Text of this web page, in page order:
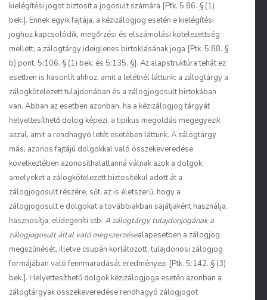
kielégítési jogot biztosít a jogosult számára [Ptk. 5:86. § (1)
bek.]. Ennek egyik fajtája, a kézizálogjog esetén e kielégítési
joghoz kapcsolódik, megőrzési és elszámolási kötelezettség
mellett, a zálogtárgy ideiglenes birtoklásának joga [Ptk. 5:88. §
b) pont, 5:106. § (1) bek. és 5:135. §]. Az alapstruktúra tehát ez
esetben is hasonlít ahhoz, amit a letétnél láttunk: a zálogtárgy a
zálogkötelezett tulajdonában és a zálogjogosult birtokában
van. Abban az esetben azonban, ha a kézizálogjog tárgyát
helyettesíthető dolog képezi, a tipikus megoldás megegyezik
azzal, amit a rendhagyó letét esetében láttunk. A zálogtárgy
más, azonos fajtájú dolgokkal való összekeveredése
következtében azonosíthatatlanná válnak azok a dolgok,
amelyeket a zálogkötelezett biztosítékul adott át a
zálogjogosult részére, sőt, az is életszerű, hogy a
zálogjogosult e dolgokat a továbbiakban sajátjaként használja,
hasznosítja, elidegeníti stb. A zálogtárgy tulajdonjogának a
zálogjogosult által való megszerzésealapesetben a zálogjog
megszűnését, illetve csupán korlátozott, tulajdonosi zálogjog
formájában való fennmaradását eredményezi [Ptk. 5:142. § (3)
bek.]. Helyettesíthető dolgok kézizálogjoga esetén azonban a
zálogtárgyak összekeveredése rendhagyó zálogjogot